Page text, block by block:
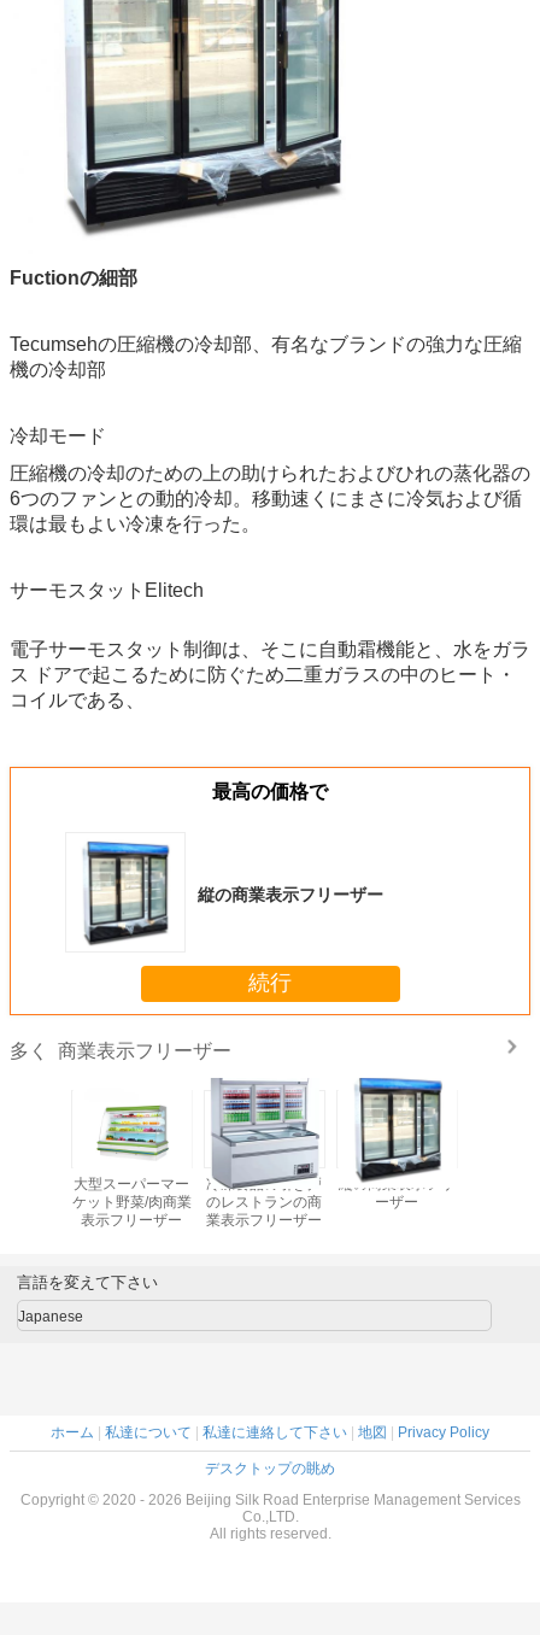
Fuctionの細部
Tecumsehの圧縮機の冷却部、有名なブランドの強力な圧縮
機の冷却部
冷却モード
圧縮機の冷却のための上の助けられたおよびひれの蒸化器の
6つのファンとの動的冷却。移動速くにまさに冷気および循
環は最もよい冷凍を行った。
サーモスタットElitech
電子サーモスタット制御は、そこに自動霜機能と、水をガラ
ス ドアで起こるために防ぐため二重ガラスの中のヒート・
コイルである、
最高の価格で
縦の商業表示フリーザー
続行
多く 商業表示フリーザー
大型スーパーマー
ケット野菜/肉商業
表示フリーザー
冷凍食品の引き戸
のレストランの商
業表示フリーザー
縦の商業表示フリ
ーザー
言語を変えて下さい
Japanese
ホーム | 私達について | 私達に連絡して下さい | 地図 | Privacy Policy
デスクトップの眺め
Copyright © 2020 - 2026 Beijing Silk Road Enterprise Management Services
Co.,LTD.
All rights reserved.